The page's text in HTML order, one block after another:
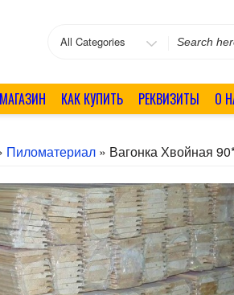
Search
МАГАЗИН КАК КУПИТЬ РЕКВИЗИТЫ О
Пиломатериал » Вагонка Хвойная